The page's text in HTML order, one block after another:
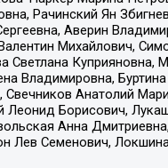
Рачинский Ян
Аверин
Михайлович,
Владимировна,
Анатолий
Леонид Борисович,
Анна
Лев Семенович,